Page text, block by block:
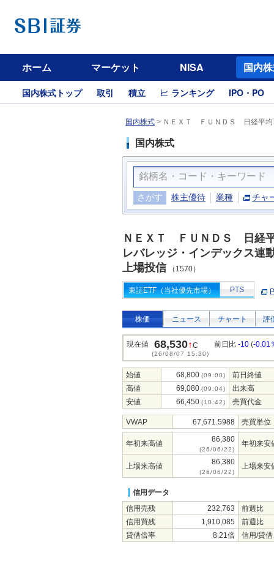
ホーム マーケット NISA 国内
国内株式トップ 取引 積立 ランキング IPO・PO
国内株式 > ＮＥＸＴ ＦＵＮＤＳ 日経平均
国内株式
さがす 株主優待 業種 チャ
ＮＥＸＴ ＦＵＮＤＳ 日経
レバレッジ・インデックス連
上場投信 （1570）
東証ETF（当社優先市場） PTS
株価 ニュース チャート 評
現在値 68,530↑C
(26/08/07 15:30)
前日比 -10 (-0.01
始値 68,800 (09:00)
前日終値
高値
69,080 (09:04)
出来高
安値
66,450 (10:42) 売買代金
VWAP 67,671.5988 売買単位
年初来高値 86,380
(26/06/22)
年初来安
上場来高値 86,380
(26/06/22)
上場来安
信用データ
信用売残
232,763
前週比
信用買残
1,910,085
前週比
貸借倍率
8.21倍 信用/貸借